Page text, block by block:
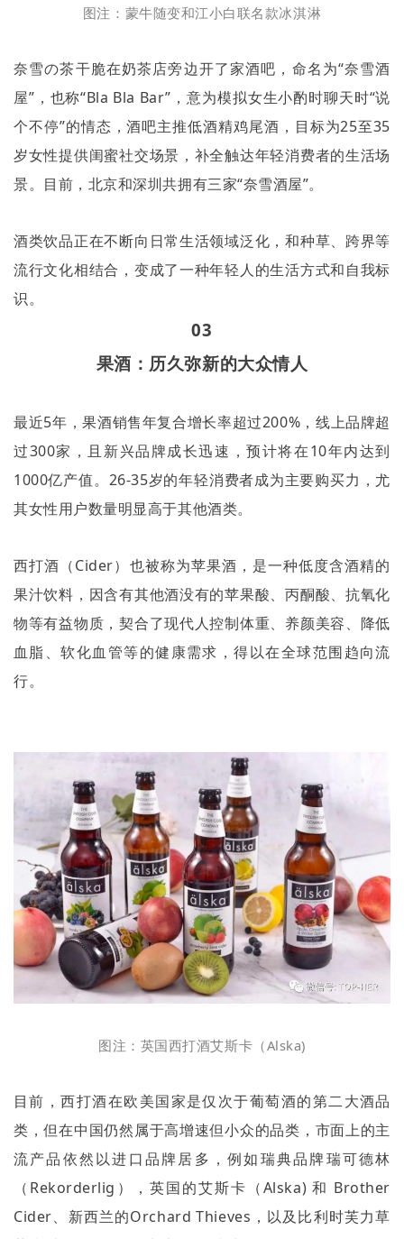
图注：蒙牛随变和江小白联名款冰淇淋
奈雪の茶干脆在奶茶店旁边开了家酒吧，命名为“奈雪酒
屋”，也称“Bla Bla Bar” ，意为模拟女生小酌时聊天时“说
个不停”的情态，酒吧主推低酒精鸡尾酒，目标为25至35
岁女性提供闺蜜社交场景，补全触达年轻消费者的生活场
景。目前，北京和深圳共拥有三家“奈雪酒屋”。
酒类饮品正在不断向日常生活领域泛化，和种草、跨界等
流行文化相结合，变成了一种年轻人的生活方式和自我标
识。
03
果酒：历久弥新的大众情人
最近5年，果酒销售年复合增长率超过200% ，线上品牌超
过300家，且新兴品牌成长迅速，预计将在10年内达到
1000亿产值。 26-35岁的年轻消费者成为主要购买力，尤
其女性用户数量明显高于其他酒类。
西打酒（Cider）也被称为苹果酒，是一种低度含酒精的
果汁饮料，因含有其他酒没有的苹果酸、丙酮酸、抗氧化
物等有益物质，契合了现代人控制体重、养颜美容、降低
血脂、软化血管等的健康需求，得以在全球范围趋向流
行。
图注：英国西打酒艾斯卡（Alska)
目前，西打酒在欧美国家是仅次于葡萄酒的第二大酒品
类，但在中国仍然属于高增速但小众的品类，市面上的主
流产品依然以进口品牌居多，例如瑞典品牌瑞可德林
（ Rekorderlig ），英国的艾斯卡（Alska)和 Brother
Cider、新西兰的Orchard Thieves ，以及比利时芙力草